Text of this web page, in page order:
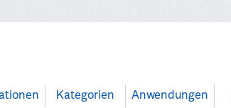
Kategorien Anwendungen